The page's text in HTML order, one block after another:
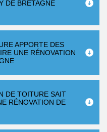
DE BRETAGNE
APPORTE DES
UNE RÉNOVATION
DE TOITURE SAIT
RÉNOVATION DE